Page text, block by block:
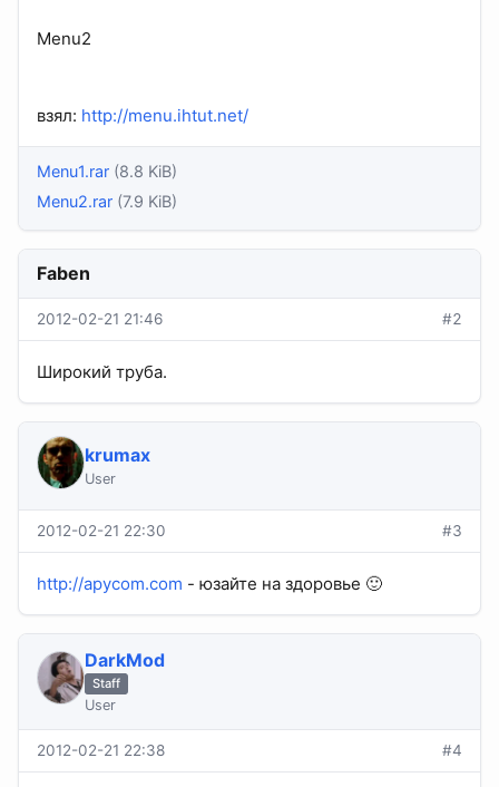
Menu2
взял: http://menu.ihtut.net/
Menu1.rar (8.8 KiB)
Menu2.rar (7.9 KiB)
Faben
2012-02-21 21:46 #2
Широкий труба.
krumax
User
2012-02-21 22:30 #3
http://apycom.com - юзайте на здоровье 🙂
DarkMod
Staff
User
2012-02-21 22:38 #4